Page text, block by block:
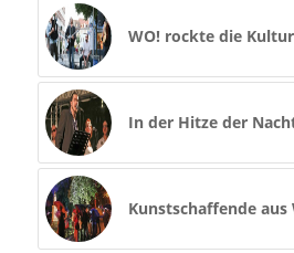
WO! rockte die
In der Hitze der
Kunstschaffende aus